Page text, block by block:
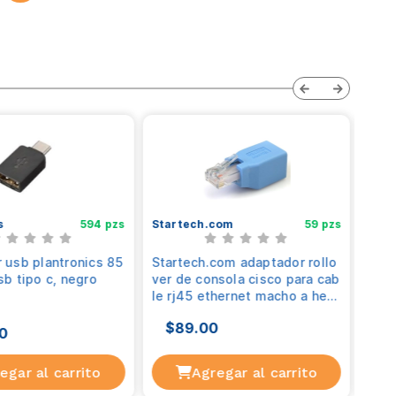
594 pzs
plantronics 8
tipo c, negro
al carrito
Startech.com 59 pzs
Startech.com adaptador rollo
ver de consola cisco para ca
ble rj45 ethernet macho a he
Agregar al carrito
$89.00